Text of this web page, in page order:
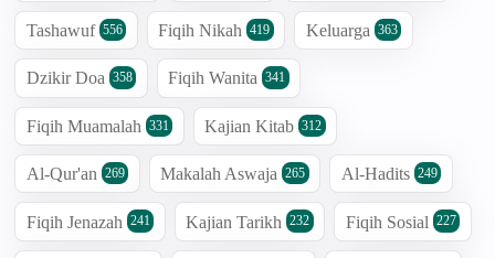
Tashawuf 556 Fiqih Nikah 419 Keluarga 363
Dzikir Doa 358 Fiqih Wanita 341
Fiqih Muamalah 331 Kajian Kitab 312
Al-Qur'an 269 Makalah Aswaja 265 Al-Hadits 249
Fiqih Jenazah 241 Kajian Tarikh 232 Fiqih Sosial 227